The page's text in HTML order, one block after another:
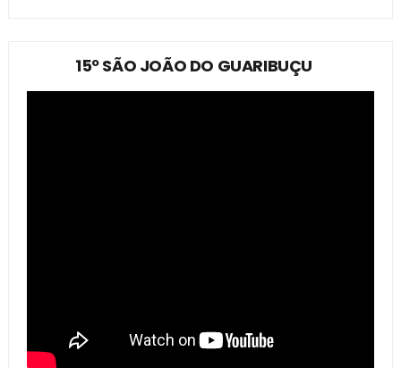
15º SÃO JOÃO DO GUARIBUÇU